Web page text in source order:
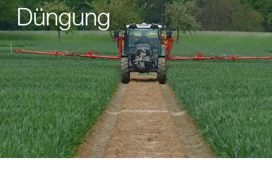
Düngung